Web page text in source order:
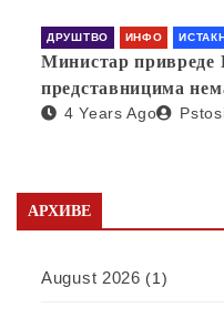
ДРУШТВО ИНФО
Министар привреде
представницима
отварању фабрике у
4 Years Ago
АРХИВЕ
August 2026 (1)